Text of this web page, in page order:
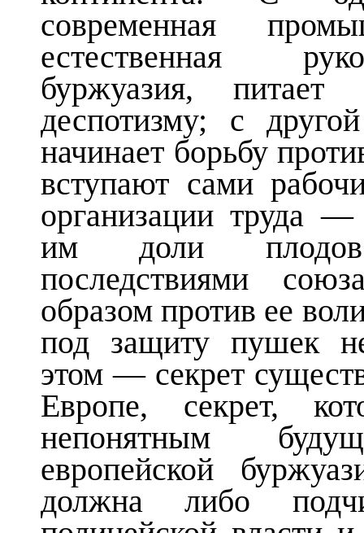
современная
естественная
буржуазия,
деспотизму; с
начинает борьбу
вступают сами
организации труда
им доли плодов
последствиями
образом против ее
под защиту пушек
этом — секрет
Европе, секрет,
непонятным
европейской
должна либо